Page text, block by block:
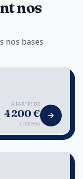
nos
nos bases
À PARTIR DE
4 200€
/ bateau